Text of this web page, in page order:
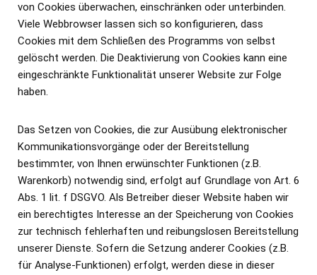
von Cookies überwachen, einschränken oder unterbinden.
Viele Webbrowser lassen sich so konfigurieren, dass
Cookies mit dem Schließen des Programms von selbst
gelöscht werden. Die Deaktivierung von Cookies kann eine
eingeschränkte Funktionalität unserer Website zur Folge
haben.
Das Setzen von Cookies, die zur Ausübung elektronischer
Kommunikationsvorgänge oder der Bereitstellung
bestimmter, von Ihnen erwünschter Funktionen (z.B.
Warenkorb) notwendig sind, erfolgt auf Grundlage von Art. 6
Abs. 1 lit. f DSGVO. Als Betreiber dieser Website haben wir
ein berechtigtes Interesse an der Speicherung von Cookies
zur technisch fehlerhaften und reibungslosen Bereitstellung
unserer Dienste. Sofern die Setzung anderer Cookies (z.B.
für Analyse-Funktionen) erfolgt, werden diese in dieser